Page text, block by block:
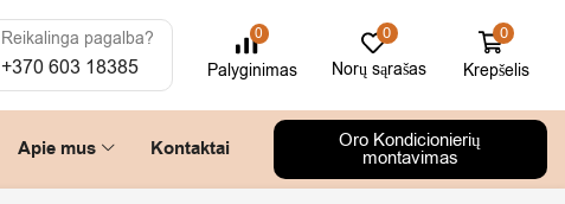
Reikalinga pagalba?
+370 603 18385
0
Palyginimas
0
Norų sąrašas
0
Krepšelis
Apie mus Kontaktai Oro Kondicionierių
montavimas